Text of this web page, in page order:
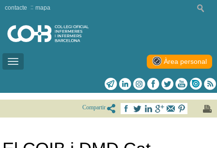
Toggle
contacte mapa
Àrea personal
Compartir